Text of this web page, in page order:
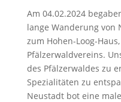
Am 04.02.2024
lange Wanderung von
zum Hohen-Loog-
Pfälzerwaldvereins.
des Pfälzerwaldes zu
Spezialitäten zu
Neustadt bot eine